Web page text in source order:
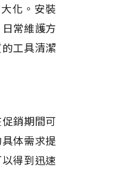
化。安裝
常維護方
工具清潔
銷期間可
体需求提
得到迅速